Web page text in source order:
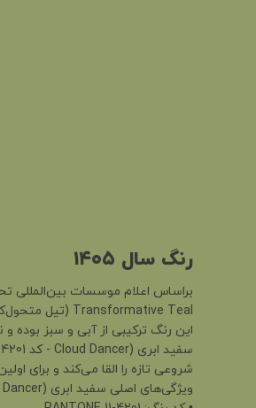
رنگ سال ۱۴۰۵
براساس اعلام موسسات بین‌المللی تحلیل
Transformative Teal (تیل متحول‌کننده) معرفی شده است.
این رنگ ترکیبی از آبی و سبز بوده و
شروعی تازه را القا می‌کند و برای
ویژگی‌های اصلی سفید ابری (Cloud Dancer):